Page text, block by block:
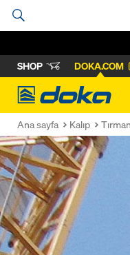
SHOP DOKA.COM
Doka
Ana sayfa Kalıp